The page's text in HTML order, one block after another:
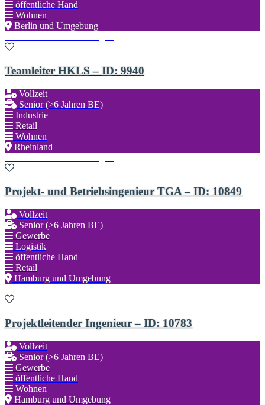
öffentliche Hand
Wohnen
Berlin und Umgebung
Teamleiter HKLS – ID: 9940
Vollzeit
Senior (>6 Jahren BE)
Industrie
Retail
Wohnen
Rheinland
Projekt- und Betriebsingenieur TGA – ID: 10849
Vollzeit
Senior (>6 Jahren BE)
Gewerbe
Logistik
öffentliche Hand
Retail
Hamburg und Umgebung
Projektleitender Ingenieur – ID: 10783
Vollzeit
Senior (>6 Jahren BE)
Gewerbe
öffentliche Hand
Wohnen
Hamburg und Umgebung